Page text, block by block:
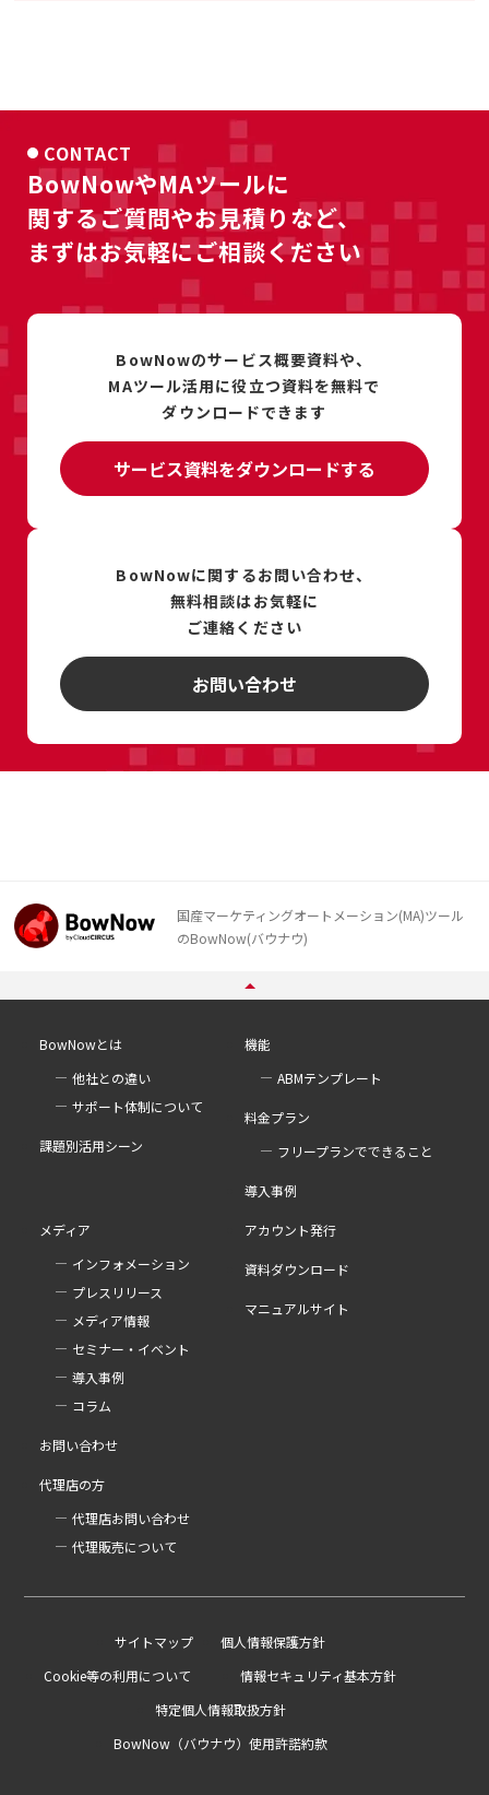
CONTACT
BowNowやMAツールに
関するご質問やお見積りなど、
まずはお気軽にご相談ください
BowNowのサービス概要資料や、
MAツール活用に役立つ資料を無料で
ダウンロードできます
サービス資料をダウンロードする
BowNowに関するお問い合わせ、
無料相談はお気軽に
ご連絡ください
お問い合わせ
国産マーケティングオートメーション(MA)ツール
のBowNow(バウナウ)
BowNowとは
他社との違い
サポート体制について
課題別活用シーン
機能
ABMテンプレート
料金プラン
フリープランでできること
導入事例
メディア
インフォメーション
プレスリリース
メディア情報
セミナー・イベント
導入事例
コラム
アカウント発行
資料ダウンロード
マニュアルサイト
お問い合わせ
代理店の方
代理店お問い合わせ
代理販売について
サイトマップ
個人情報保護方針
Cookie等の利用について
情報セキュリティ基本方針
特定個人情報取扱方針
BowNow（バウナウ）使用許諾約款